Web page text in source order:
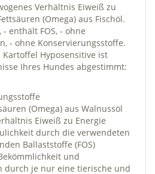
Verhältnis Eiweiß zu
(Omega) aus Fischöl.
enthält FOS, - ohne
- ohne Konservierungsstoffe.
Hyposensitive ist
Ihres Hundes abgestimmt:
(Omega) aus Walnussöl
Eiweiß zu Energie
durch die verwendeten
Ballaststoffe (FOS)
und
durch je nur eine tierische und